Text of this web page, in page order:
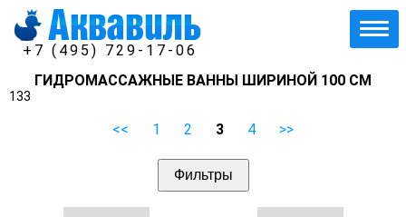
+7 (495) 729-17-06
ГИДРОМАССАЖНЫЕ ВАННЫ ШИРИНОЙ 100 СМ
133
<< 1 2 3 4 >>
Фильтры